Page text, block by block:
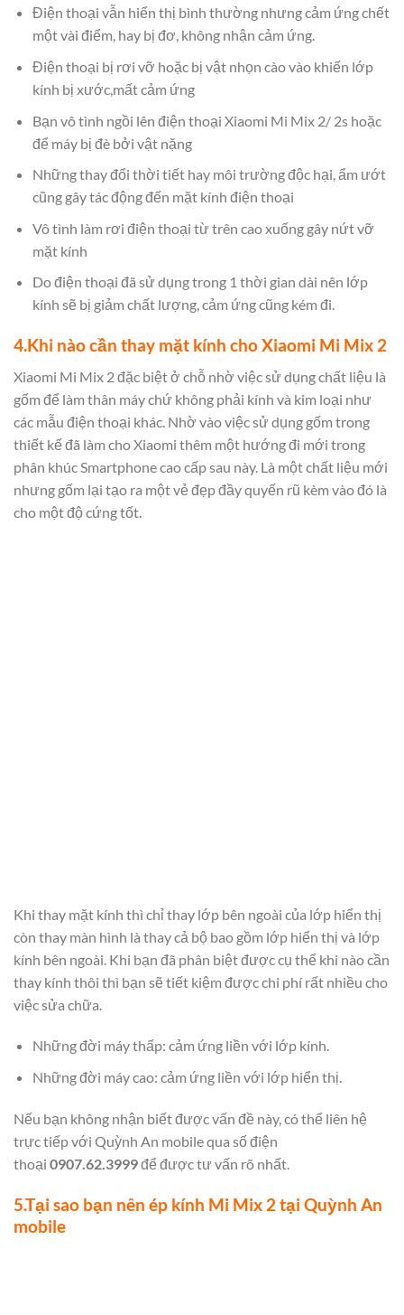
Điện thoại vẫn hiển thị bình thường nhưng cảm ứng chết
một vài điểm, hay bị đơ, không nhận cảm ứng.
Điện thoại bị rơi vỡ hoặc bị vật nhọn cào vào khiến lớp
kính bị xước,mất cảm ứng
Bạn vô tình ngồi lên điện thoại Xiaomi Mi Mix 2/ 2s hoặc
để máy bị đè bởi vật nặng
Những thay đổi thời tiết hay môi trường độc hại, ẩm ướt
cũng gây tác động đến mặt kính điện thoại
Vô tình làm rơi điện thoại từ trên cao xuống gây nứt vỡ
mặt kính
Do điện thoại đã sử dụng trong 1 thời gian dài nên lớp
kính sẽ bị giảm chất lượng, cảm ứng cũng kém đi.
4.Khi nào cần thay mặt kính cho Xiaomi Mi Mix 2
Xiaomi Mi Mix 2 đặc biệt ở chỗ nhờ việc sử dụng chất liệu là
gốm để làm thân máy chứ không phải kính và kim loại như
các mẫu điện thoại khác. Nhờ vào việc sử dụng gốm trong
thiết kế đã làm cho Xiaomi thêm một hướng đi mới trong
phân khúc Smartphone cao cấp sau này. Là một chất liệu mới
nhưng gốm lại tạo ra một vẻ đẹp đầy quyến rũ kèm vào đó là
cho một độ cứng tốt.
Khi thay mặt kính thì chỉ thay lớp bên ngoài của lớp hiển thị
còn thay màn hình là thay cả bộ bao gồm lớp hiển thị và lớp
kính bên ngoài. Khi bạn đã phân biệt được cụ thể khi nào cần
thay kính thôi thì bạn sẽ tiết kiệm được chi phí rất nhiều cho
việc sửa chữa.
Những đời máy thấp: cảm ứng liền với lớp kính.
Những đời máy cao: cảm ứng liền với lớp hiển thị.
Nếu bạn không nhận biết được vấn đề này, có thể liên hệ
trực tiếp với Quỳnh An mobile qua số điện
thoại 0907.62.3999để được tư vấn rõ nhất.
5.Tại sao bạn nên ép kính Mi Mix 2 tại Quỳnh An
mobile